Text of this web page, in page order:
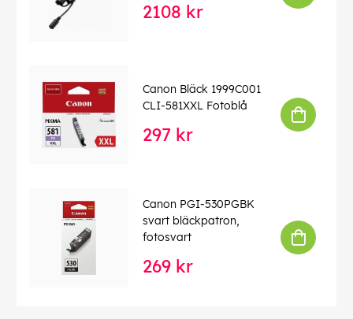
2108 kr
Canon Bläck 1999C001
CLI-581XXL Fotoblå
297 kr
Canon PGI-530PGBK
svart bläckpatron,
fotosvart
269 kr